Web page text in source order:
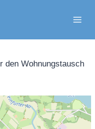
den Wohnungstausch